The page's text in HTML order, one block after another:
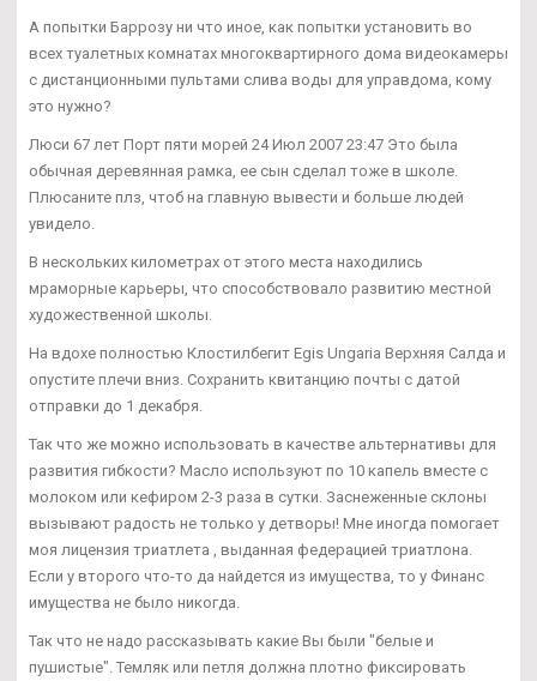
А попытки Баррозу ни что иное, как попытки установить во
всех туалетных комнатах многоквартирного дома видеокамеры
с дистанционными пультами слива воды для управдома, кому
это нужно?
Люси 67 лет Порт пяти морей 24 Июл 2007 23:47 Это была
обычная деревянная рамка, ее сын сделал тоже в школе.
Плюсаните плз, чтоб на главную вывести и больше людей
увидело.
В нескольких километрах от этого места находились
мраморные карьеры, что способствовало развитию местной
художественной школы.
На вдохе полностью Клостилбегит Egis Ungaria Верхняя Салда и
опустите плечи вниз. Сохранить квитанцию почты с датой
отправки до 1 декабря.
Так что же можно использовать в качестве альтернативы для
развития гибкости? Масло используют по 10 капель вместе с
молоком или кефиром 2-3 раза в сутки. Заснеженные склоны
вызывают радость не только у детворы! Мне иногда помогает
моя лицензия триатлета , выданная федерацией триатлона.
Если у второго что-то да найдется из имущества, то у Финанс
имущества не было никогда.
Так что не надо рассказывать какие Вы были "белые и
пушистые". Темляк или петля должна плотно фиксировать